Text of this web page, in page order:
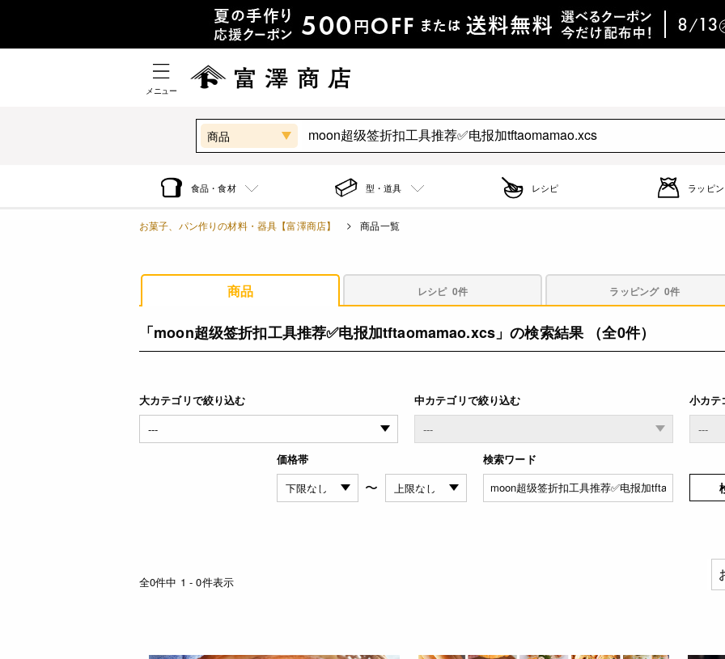
メニュー
商品
食品・食材 型・道具 レシピ ラッピ
お菓子、パン作りの材料・器具【富澤商店】 商品一覧
商品 レシピ 0件 ラッピング 0件
「moon超级签折扣工具推荐✅电报加tftaomamao.xcs」の検索結果 （全0件）
大カテゴリで絞り込む 中カテゴリで絞り込む 小カテ
価格帯
〜
検索ワード
全0件中 1 - 0件表示